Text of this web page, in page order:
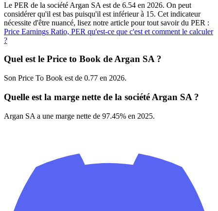
Le PER de la société Argan SA est de 6.54 en 2026. On peut
considérer qu'il est bas puisqu'il est inférieur à 15. Cet indicateur
nécessite d'être nuancé, lisez notre article pour tout savoir du PER :
Price Earnings Ratio, PER qu'est-ce que c'est et comment le calculer
?
Quel est le Price to Book de Argan SA ?
Son Price To Book est de 0.77 en 2026.
Quelle est la marge nette de la société Argan SA ?
Argan SA a une marge nette de 97.45% en 2025.